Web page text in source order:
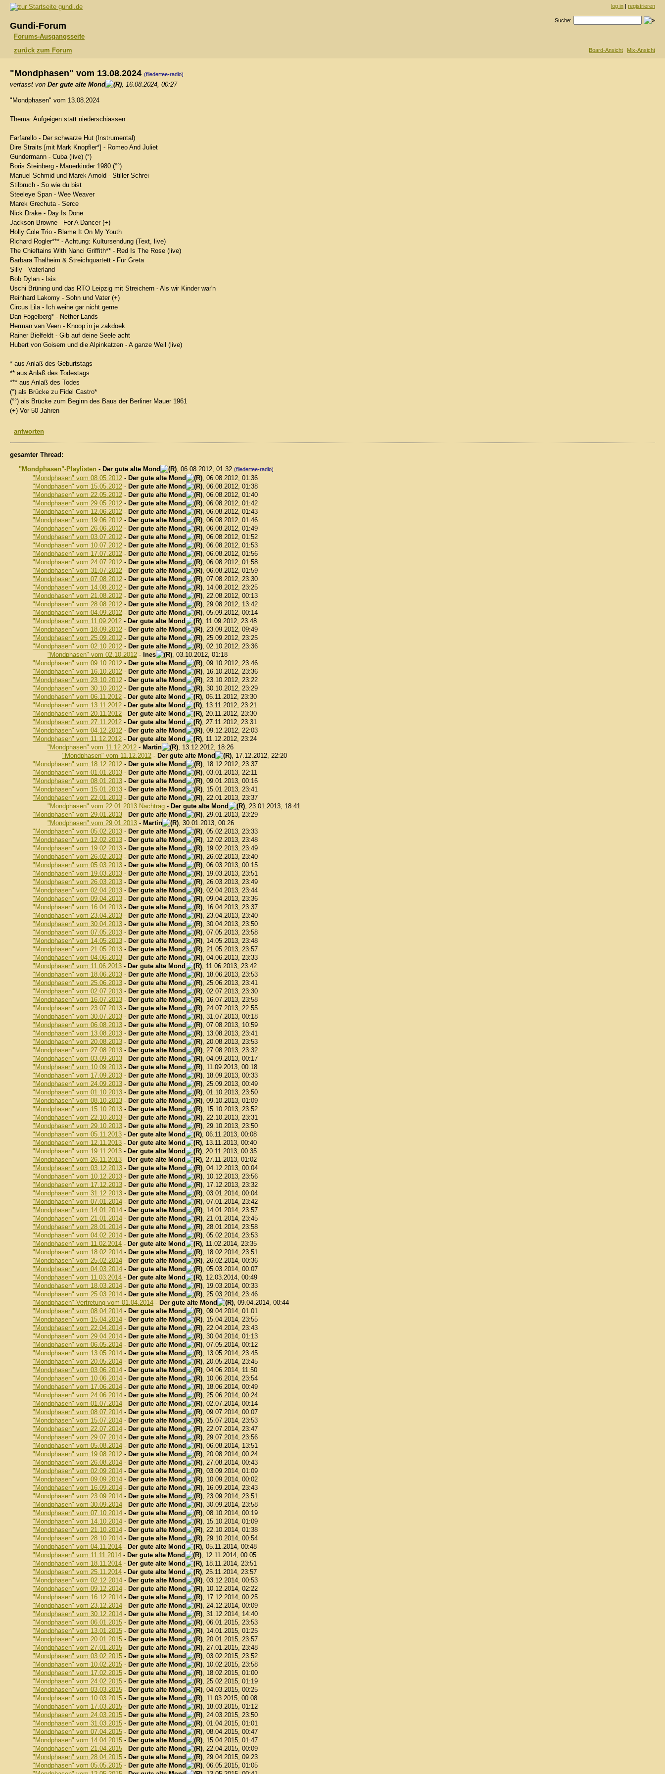
gundi.de
Gundi-Forum
Forums-Ausgangsseite
log in | registrieren
Suche:
zurück zum Forum Board-Ansicht Mix-Ansicht
"Mondphasen" vom 13.08.2024 (fliedertee-radio)
verfasst von Der gute alte Mond , 16.08.2024, 00:27
"Mondphasen" vom 13.08.2024
Thema: Aufgeigen statt niederschiassen
Farfarello - Der schwarze Hut (Instrumental)
Dire Straits [mit Mark Knopfler*] - Romeo And Juliet
Gundermann - Cuba (live) (°)
Boris Steinberg - Mauerkinder 1980 (°°)
Manuel Schmid und Marek Arnold - Stiller Schrei
Stilbruch - So wie du bist
Steeleye Span - Wee Weaver
Marek Grechuta - Serce
Nick Drake - Day Is Done
Jackson Browne - For A Dancer (+)
Holly Cole Trio - Blame It On My Youth
Richard Rogler*** - Achtung: Kultursendung (Text, live)
The Chieftains With Nanci Griffith** - Red Is The Rose (live)
Barbara Thalheim & Streichquartett - Für Greta
Silly - Vaterland
Bob Dylan - Isis
Uschi Brüning und das RTO Leipzig mit Streichern - Als wir Kinder war'n
Reinhard Lakomy - Sohn und Vater (+)
Circus Lila - Ich weine gar nicht gerne
Dan Fogelberg* - Nether Lands
Herman van Veen - Knoop in je zakdoek
Rainer Bielfeldt - Gib auf deine Seele acht
Hubert von Goisern und die Alpinkatzen - A ganze Weil (live)
* aus Anlaß des Geburtstags
** aus Anlaß des Todestags
*** aus Anlaß des Todes
(°) als Brücke zu Fidel Castro*
(°°) als Brücke zum Beginn des Baus der Berliner Mauer 1961
(+) Vor 50 Jahren
antworten
gesamter Thread:
"Mondphasen"-Playlisten - Der gute alte Mond , 06.08.2012, 01:32 (fliedertee-radio)
"Mondphasen" vom 08.05.2012 - Der gute alte Mond
, 06.08.2012, 01:36
"Mondphasen" vom 15.05.2012 - Der gute alte Mond
, 06.08.2012, 01:38
"Mondphasen" vom 22.05.2012 - Der gute alte Mond
, 06.08.2012, 01:40
"Mondphasen" vom 29.05.2012 - Der gute alte Mond
, 06.08.2012, 01:42
"Mondphasen" vom 12.06.2012 - Der gute alte Mond
, 06.08.2012, 01:43
"Mondphasen" vom 19.06.2012 - Der gute alte Mond
, 06.08.2012, 01:46
"Mondphasen" vom 26.06.2012 - Der gute alte Mond
, 06.08.2012, 01:49
"Mondphasen" vom 03.07.2012 - Der gute alte Mond
, 06.08.2012, 01:52
"Mondphasen" vom 10.07.2012 - Der gute alte Mond
, 06.08.2012, 01:53
"Mondphasen" vom 17.07.2012 - Der gute alte Mond
, 06.08.2012, 01:56
"Mondphasen" vom 24.07.2012 - Der gute alte Mond
, 06.08.2012, 01:58
"Mondphasen" vom 31.07.2012 - Der gute alte Mond
, 06.08.2012, 01:59
"Mondphasen" vom 07.08.2012 - Der gute alte Mond
, 07.08.2012, 23:30
"Mondphasen" vom 14.08.2012 - Der gute alte Mond
, 14.08.2012, 23:25
"Mondphasen" vom 21.08.2012 - Der gute alte Mond
, 22.08.2012, 00:13
"Mondphasen" vom 28.08.2012 - Der gute alte Mond
, 29.08.2012, 13:42
"Mondphasen" vom 04.09.2012 - Der gute alte Mond
, 05.09.2012, 00:14
"Mondphasen" vom 11.09.2012 - Der gute alte Mond
, 11.09.2012, 23:48
"Mondphasen" vom 18.09.2012 - Der gute alte Mond
, 23.09.2012, 09:49
"Mondphasen" vom 25.09.2012 - Der gute alte Mond
, 25.09.2012, 23:25
"Mondphasen" vom 02.10.2012 - Der gute alte Mond
, 02.10.2012, 23:36
"Mondphasen" vom 02.10.2012 - Ines
, 03.10.2012, 01:18
"Mondphasen" vom 09.10.2012 - Der gute alte Mond
, 09.10.2012, 23:46
"Mondphasen" vom 16.10.2012 - Der gute alte Mond
, 16.10.2012, 23:36
"Mondphasen" vom 23.10.2012 - Der gute alte Mond
, 23.10.2012, 23:22
"Mondphasen" vom 30.10.2012 - Der gute alte Mond
, 30.10.2012, 23:29
"Mondphasen" vom 06.11.2012 - Der gute alte Mond
, 06.11.2012, 23:30
"Mondphasen" vom 13.11.2012 - Der gute alte Mond
, 13.11.2012, 23:21
"Mondphasen" vom 20.11.2012 - Der gute alte Mond
, 20.11.2012, 23:30
"Mondphasen" vom 27.11.2012 - Der gute alte Mond
, 27.11.2012, 23:31
"Mondphasen" vom 04.12.2012 - Der gute alte Mond
, 09.12.2012, 22:03
"Mondphasen" vom 11.12.2012 - Der gute alte Mond
, 11.12.2012, 23:24
"Mondphasen" vom 11.12.2012 - Martin
, 13.12.2012, 18:26
"Mondphasen" vom 11.12.2012 - Der gute alte Mond
, 17.12.2012, 22:20
"Mondphasen" vom 18.12.2012 - Der gute alte Mond
, 18.12.2012, 23:37
"Mondphasen" vom 01.01.2013 - Der gute alte Mond
, 03.01.2013, 22:11
"Mondphasen" vom 08.01.2013 - Der gute alte Mond
, 09.01.2013, 00:16
"Mondphasen" vom 15.01.2013 - Der gute alte Mond
, 15.01.2013, 23:41
"Mondphasen" vom 22.01.2013 - Der gute alte Mond
, 22.01.2013, 23:37
"Mondphasen" vom 22.01.2013 Nachtrag - Der gute alte Mond
, 23.01.2013, 18:41
"Mondphasen" vom 29.01.2013 - Der gute alte Mond
, 29.01.2013, 23:29
"Mondphasen" vom 29.01.2013 - Martin
, 30.01.2013, 00:26
"Mondphasen" vom 05.02.2013 - Der gute alte Mond
, 05.02.2013, 23:33
"Mondphasen" vom 12.02.2013 - Der gute alte Mond
, 12.02.2013, 23:48
"Mondphasen" vom 19.02.2013 - Der gute alte Mond
, 19.02.2013, 23:49
"Mondphasen" vom 26.02.2013 - Der gute alte Mond
, 26.02.2013, 23:40
"Mondphasen" vom 05.03.2013 - Der gute alte Mond
, 06.03.2013, 00:15
"Mondphasen" vom 19.03.2013 - Der gute alte Mond
, 19.03.2013, 23:51
"Mondphasen" vom 26.03.2013 - Der gute alte Mond
, 26.03.2013, 23:49
"Mondphasen" vom 02.04.2013 - Der gute alte Mond
, 02.04.2013, 23:44
"Mondphasen" vom 09.04.2013 - Der gute alte Mond
, 09.04.2013, 23:36
"Mondphasen" vom 16.04.2013 - Der gute alte Mond
, 16.04.2013, 23:37
"Mondphasen" vom 23.04.2013 - Der gute alte Mond
, 23.04.2013, 23:40
"Mondphasen" vom 30.04.2013 - Der gute alte Mond
, 30.04.2013, 23:50
"Mondphasen" vom 07.05.2013 - Der gute alte Mond
, 07.05.2013, 23:58
"Mondphasen" vom 14.05.2013 - Der gute alte Mond
, 14.05.2013, 23:48
"Mondphasen" vom 21.05.2013 - Der gute alte Mond
, 21.05.2013, 23:57
"Mondphasen" vom 04.06.2013 - Der gute alte Mond
, 04.06.2013, 23:33
"Mondphasen" vom 11.06.2013 - Der gute alte Mond
, 11.06.2013, 23:42
"Mondphasen" vom 18.06.2013 - Der gute alte Mond
, 18.06.2013, 23:53
"Mondphasen" vom 25.06.2013 - Der gute alte Mond
, 25.06.2013, 23:41
"Mondphasen" vom 02.07.2013 - Der gute alte Mond
, 02.07.2013, 23:30
"Mondphasen" vom 16.07.2013 - Der gute alte Mond
, 16.07.2013, 23:58
"Mondphasen" vom 23.07.2013 - Der gute alte Mond
, 24.07.2013, 22:55
"Mondphasen" vom 30.07.2013 - Der gute alte Mond
, 31.07.2013, 00:18
"Mondphasen" vom 06.08.2013 - Der gute alte Mond
, 07.08.2013, 10:59
"Mondphasen" vom 13.08.2013 - Der gute alte Mond
, 13.08.2013, 23:41
"Mondphasen" vom 20.08.2013 - Der gute alte Mond
, 20.08.2013, 23:53
"Mondphasen" vom 27.08.2013 - Der gute alte Mond
, 27.08.2013, 23:32
"Mondphasen" vom 03.09.2013 - Der gute alte Mond
, 04.09.2013, 00:17
"Mondphasen" vom 10.09.2013 - Der gute alte Mond
, 11.09.2013, 00:18
"Mondphasen" vom 17.09.2013 - Der gute alte Mond
, 18.09.2013, 00:33
"Mondphasen" vom 24.09.2013 - Der gute alte Mond
, 25.09.2013, 00:49
"Mondphasen" vom 01.10.2013 - Der gute alte Mond
, 01.10.2013, 23:50
"Mondphasen" vom 08.10.2013 - Der gute alte Mond
, 09.10.2013, 01:09
"Mondphasen" vom 15.10.2013 - Der gute alte Mond
, 15.10.2013, 23:52
"Mondphasen" vom 22.10.2013 - Der gute alte Mond
, 22.10.2013, 23:31
"Mondphasen" vom 29.10.2013 - Der gute alte Mond
, 29.10.2013, 23:50
"Mondphasen" vom 05.11.2013 - Der gute alte Mond
, 06.11.2013, 00:08
"Mondphasen" vom 12.11.2013 - Der gute alte Mond
, 13.11.2013, 00:40
"Mondphasen" vom 19.11.2013 - Der gute alte Mond
, 20.11.2013, 00:35
"Mondphasen" vom 26.11.2013 - Der gute alte Mond
, 27.11.2013, 01:02
"Mondphasen" vom 03.12.2013 - Der gute alte Mond
, 04.12.2013, 00:04
"Mondphasen" vom 10.12.2013 - Der gute alte Mond
, 10.12.2013, 23:56
"Mondphasen" vom 17.12.2013 - Der gute alte Mond
, 17.12.2013, 23:32
"Mondphasen" vom 31.12.2013 - Der gute alte Mond
, 03.01.2014, 00:04
"Mondphasen" vom 07.01.2014 - Der gute alte Mond
, 07.01.2014, 23:42
"Mondphasen" vom 14.01.2014 - Der gute alte Mond
, 14.01.2014, 23:57
"Mondphasen" vom 21.01.2014 - Der gute alte Mond
, 21.01.2014, 23:45
"Mondphasen" vom 28.01.2014 - Der gute alte Mond
, 28.01.2014, 23:58
"Mondphasen" vom 04.02.2014 - Der gute alte Mond
, 05.02.2014, 23:53
"Mondphasen" vom 11.02.2014 - Der gute alte Mond
, 11.02.2014, 23:35
"Mondphasen" vom 18.02.2014 - Der gute alte Mond
, 18.02.2014, 23:51
"Mondphasen" vom 25.02.2014 - Der gute alte Mond
, 26.02.2014, 00:36
"Mondphasen" vom 04.03.2014 - Der gute alte Mond
, 05.03.2014, 00:07
"Mondphasen" vom 11.03.2014 - Der gute alte Mond
, 12.03.2014, 00:49
"Mondphasen" vom 18.03.2014 - Der gute alte Mond
, 19.03.2014, 00:33
"Mondphasen" vom 25.03.2014 - Der gute alte Mond
, 25.03.2014, 23:46
"Mondphasen"-Vertretung vom 01.04.2014 - Der gute alte Mond
, 09.04.2014, 00:44
"Mondphasen" vom 08.04.2014 - Der gute alte Mond
, 09.04.2014, 01:01
"Mondphasen" vom 15.04.2014 - Der gute alte Mond
, 15.04.2014, 23:55
"Mondphasen" vom 22.04.2014 - Der gute alte Mond
, 22.04.2014, 23:43
"Mondphasen" vom 29.04.2014 - Der gute alte Mond
, 30.04.2014, 01:13
"Mondphasen" vom 06.05.2014 - Der gute alte Mond
, 07.05.2014, 00:12
"Mondphasen" vom 13.05.2014 - Der gute alte Mond
, 13.05.2014, 23:45
"Mondphasen" vom 20.05.2014 - Der gute alte Mond
, 20.05.2014, 23:45
"Mondphasen" vom 03.06.2014 - Der gute alte Mond
, 04.06.2014, 11:50
"Mondphasen" vom 10.06.2014 - Der gute alte Mond
, 10.06.2014, 23:54
"Mondphasen" vom 17.06.2014 - Der gute alte Mond
, 18.06.2014, 00:49
"Mondphasen" vom 24.06.2014 - Der gute alte Mond
, 25.06.2014, 00:24
"Mondphasen" vom 01.07.2014 - Der gute alte Mond
, 02.07.2014, 00:14
"Mondphasen" vom 08.07.2014 - Der gute alte Mond
, 09.07.2014, 00:07
"Mondphasen" vom 15.07.2014 - Der gute alte Mond
, 15.07.2014, 23:53
"Mondphasen" vom 22.07.2014 - Der gute alte Mond
, 22.07.2014, 23:47
"Mondphasen" vom 29.07.2014 - Der gute alte Mond
, 29.07.2014, 23:56
"Mondphasen" vom 05.08.2014 - Der gute alte Mond
, 06.08.2014, 13:51
"Mondphasen" vom 19.08.2012 - Der gute alte Mond
, 20.08.2014, 00:24
"Mondphasen" vom 26.08.2014 - Der gute alte Mond
, 27.08.2014, 00:43
"Mondphasen" vom 02.09.2014 - Der gute alte Mond
, 03.09.2014, 01:09
"Mondphasen" vom 09.09.2014 - Der gute alte Mond
, 10.09.2014, 00:02
"Mondphasen" vom 16.09.2014 - Der gute alte Mond
, 16.09.2014, 23:43
"Mondphasen" vom 23.09.2014 - Der gute alte Mond
, 23.09.2014, 23:51
"Mondphasen" vom 30.09.2014 - Der gute alte Mond
, 30.09.2014, 23:58
"Mondphasen" vom 07.10.2014 - Der gute alte Mond
, 08.10.2014, 00:19
"Mondphasen" vom 14.10.2014 - Der gute alte Mond
, 15.10.2014, 01:09
"Mondphasen" vom 21.10.2014 - Der gute alte Mond
, 22.10.2014, 01:38
"Mondphasen" vom 28.10.2014 - Der gute alte Mond
, 29.10.2014, 00:54
"Mondphasen" vom 04.11.2014 - Der gute alte Mond
, 05.11.2014, 00:48
"Mondphasen" vom 11.11.2014 - Der gute alte Mond
, 12.11.2014, 00:05
"Mondphasen" vom 18.11.2014 - Der gute alte Mond
, 18.11.2014, 23:51
"Mondphasen" vom 25.11.2014 - Der gute alte Mond
, 25.11.2014, 23:57
"Mondphasen" vom 02.12.2014 - Der gute alte Mond
, 03.12.2014, 00:53
"Mondphasen" vom 09.12.2014 - Der gute alte Mond
, 10.12.2014, 02:22
"Mondphasen" vom 16.12.2014 - Der gute alte Mond
, 17.12.2014, 00:25
"Mondphasen" vom 23.12.2014 - Der gute alte Mond
, 24.12.2014, 00:09
"Mondphasen" vom 30.12.2014 - Der gute alte Mond
, 31.12.2014, 14:40
"Mondphasen" vom 06.01.2015 - Der gute alte Mond
, 06.01.2015, 23:53
"Mondphasen" vom 13.01.2015 - Der gute alte Mond
, 14.01.2015, 01:25
"Mondphasen" vom 20.01.2015 - Der gute alte Mond
, 20.01.2015, 23:57
"Mondphasen" vom 27.01.2015 - Der gute alte Mond
, 27.01.2015, 23:48
"Mondphasen" vom 03.02.2015 - Der gute alte Mond
, 03.02.2015, 23:52
"Mondphasen" vom 10.02.2015 - Der gute alte Mond
, 10.02.2015, 23:58
"Mondphasen" vom 17.02.2015 - Der gute alte Mond
, 18.02.2015, 01:00
"Mondphasen" vom 24.02.2015 - Der gute alte Mond
, 25.02.2015, 01:19
"Mondphasen" vom 03.03.2015 - Der gute alte Mond
, 04.03.2015, 00:25
"Mondphasen" vom 10.03.2015 - Der gute alte Mond
, 11.03.2015, 00:08
"Mondphasen" vom 17.03.2015 - Der gute alte Mond
, 18.03.2015, 01:12
"Mondphasen" vom 24.03.2015 - Der gute alte Mond
, 24.03.2015, 23:50
"Mondphasen" vom 31.03.2015 - Der gute alte Mond
, 01.04.2015, 01:01
"Mondphasen" vom 07.04.2015 - Der gute alte Mond
, 08.04.2015, 00:47
"Mondphasen" vom 14.04.2015 - Der gute alte Mond
, 15.04.2015, 01:47
"Mondphasen" vom 21.04.2015 - Der gute alte Mond
, 22.04.2015, 00:09
"Mondphasen" vom 28.04.2015 - Der gute alte Mond
, 29.04.2015, 09:23
"Mondphasen" vom 05.05.2015 - Der gute alte Mond
, 06.05.2015, 01:05